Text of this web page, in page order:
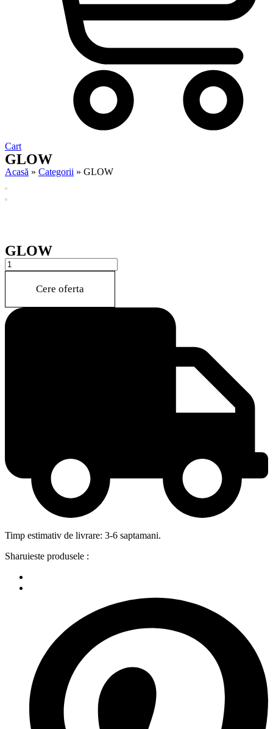
Cart
GLOW
Acasă » Categorii » GLOW
GLOW
GLOW
quantity
Cere oferta
Timp estimativ de livrare: 3-6 saptamani.
Sharuieste produsele :